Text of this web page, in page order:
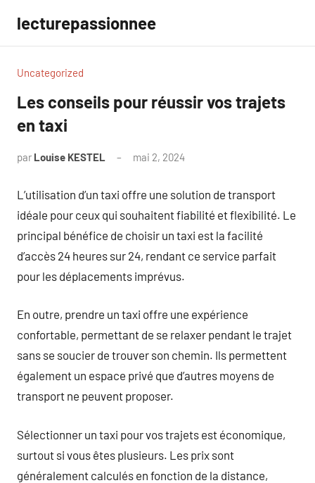
contenu
lecturepassionnee
Uncategorized
Les conseils pour réussir vos trajets
en taxi
par Louise KESTEL mai 2, 2024
L’utilisation d’un taxi offre une solution de transport
idéale pour ceux qui souhaitent fiabilité et flexibilité. Le
principal bénéfice de choisir un taxi est la facilité
d’accès 24 heures sur 24, rendant ce service parfait
pour les déplacements imprévus.
En outre, prendre un taxi offre une expérience
confortable, permettant de se relaxer pendant le trajet
sans se soucier de trouver son chemin. Ils permettent
également un espace privé que d’autres moyens de
transport ne peuvent proposer.
Sélectionner un taxi pour vos trajets est économique,
surtout si vous êtes plusieurs. Les prix sont
généralement calculés en fonction de la distance,